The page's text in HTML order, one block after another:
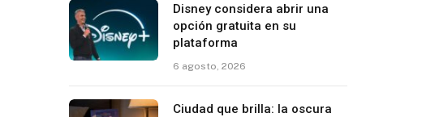
Disney considera abrir una
opción gratuita en su
plataforma
6 agosto, 2026
Ciudad que brilla: la oscura